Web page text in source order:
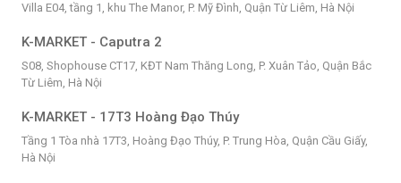
Villa E04, tầng 1, khu The Manor, P. Mỹ Đình, Quận Từ Liêm, Hà Nội
K-MARKET - Caputra 2
S08, Shophouse CT17, KĐT Nam Thăng Long, P. Xuân Tảo, Quận Bắc
Từ Liêm, Hà Nội
K-MARKET - 17T3 Hoàng Đạo Thúy
Tầng 1 Tòa nhà 17T3, Hoàng Đạo Thúy, P. Trung Hòa, Quận Cầu Giấy,
Hà Nội